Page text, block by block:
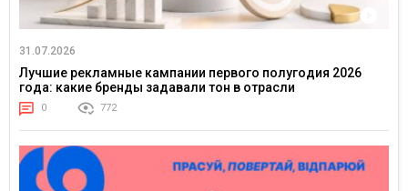
31.07.2026
Лучшие рекламные кампании первого полугодия 2026
года: какие бренды задавали тон в отрасли
0 772